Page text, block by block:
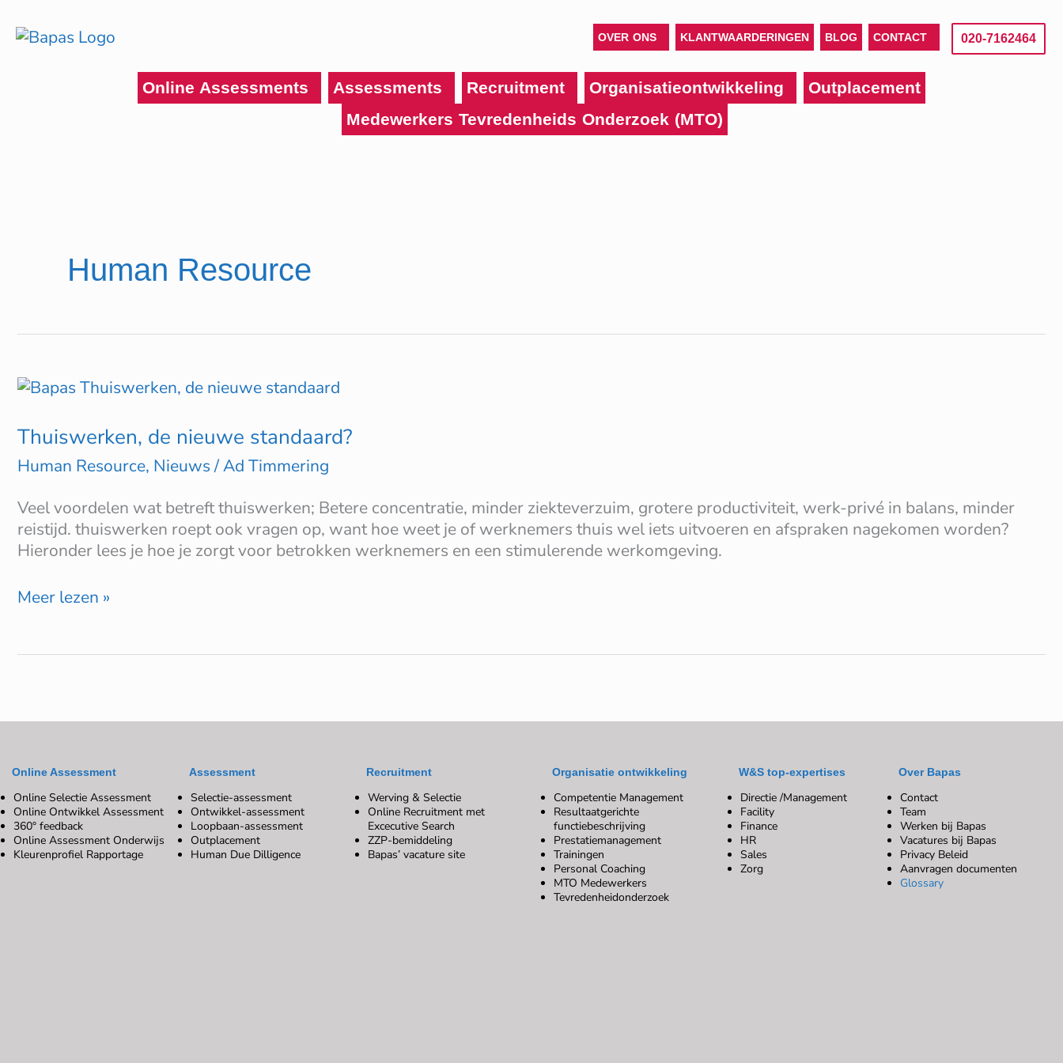
naar
OVER ONS KLANTWAARDERINGEN BLOG CONTACT 020-7162464
Online Assessments Assessments Recruitment Organisatieontwikkeling
Outplacement
Medewerkers Tevredenheids Onderzoek (MTO)
Human Resource
Thuiswerken, de nieuwe standaard?
Human Resource, Nieuws/Ad Timmering
Veel voordelen wat betreft thuiswerken; Betere concentratie, minder ziekteverzuim, grotere productiviteit, werk-privé in balans, minder
reistijd. thuiswerken roept ook vragen op, want hoe weet je of werknemers thuis wel iets uitvoeren en afspraken nagekomen worden?
Hieronder lees je hoe je zorgt voor betrokken werknemers en een stimulerende werkomgeving.
Thuiswerken,
nieuwe
standaard?
Meer lezen »
Online Assessment
Online Selectie Assessment
Online Ontwikkel Assessment
360° feedback
Online Assessment Onderwijs
Kleurenprofiel Rapportage
Assessment
Selectie-assessment
Ontwikkel-assessment
Loopbaan-assessment
Outplacement
Human Due Dilligence
Recruitment
Werving & Selectie
Online Recruitment met
Excecutive Search
ZZP-bemiddeling
Bapas’ vacature site
Organisatie ontwikkeling
Competentie Management
Resultaatgerichte
functiebeschrijving
Prestatiemanagement
Trainingen
Personal Coaching
MTO Medewerkers
Tevredenheidonderzoek
W&S top-expertises
Directie /Management
Facility
Finance
HR
Sales
Zorg
Over Bapas
Contact
Team
Werken bij Bapas
Vacatures bij Bapas
Privacy Beleid
Aanvragen documenten
Glossary